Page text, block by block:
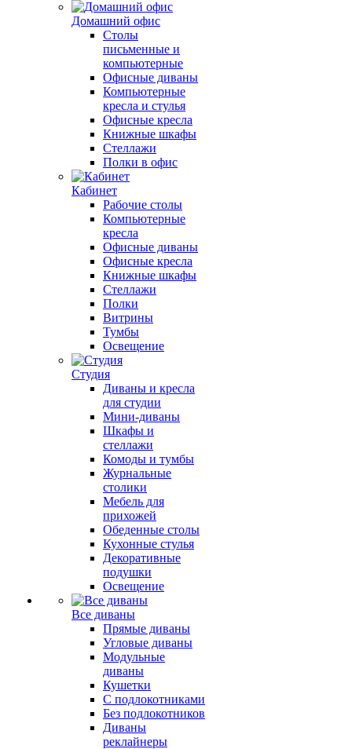
Домашний офис
Столы
письменные и
компьютерные
Офисные диваны
Компьютерные
кресла и стулья
Офисные кресла
Книжные шкафы
Стеллажи
Полки в офис
Кабинет
Рабочие столы
Компьютерные
кресла
Офисные диваны
Офисные кресла
Книжные шкафы
Стеллажи
Полки
Витрины
Тумбы
Освещение
Студия
Диваны и кресла
для студии
Мини-диваны
Шкафы и
стеллажи
Комоды и тумбы
Журнальные
столики
Мебель для
прихожей
Обеденные столы
Кухонные стулья
Декоративные
подушки
Освещение
Все диваны
Прямые диваны
Угловые диваны
Модульные
диваны
Кушетки
С подлокотниками
Без подлокотников
Диваны
реклайнеры